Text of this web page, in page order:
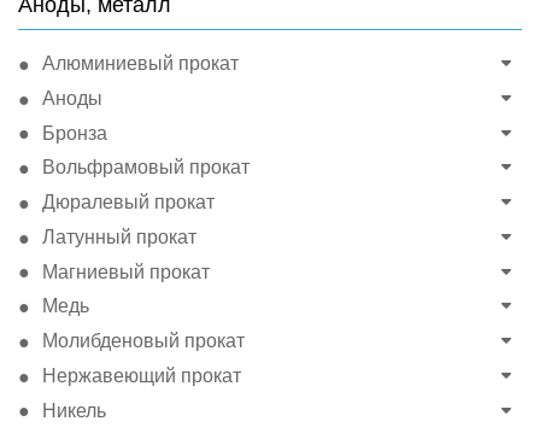
Аноды, металл
Алюминиевый прокат
Аноды
Бронза
Вольфрамовый прокат
Дюралевый прокат
Латунный прокат
Магниевый прокат
Медь
Молибденовый прокат
Нержавеющий прокат
Никель